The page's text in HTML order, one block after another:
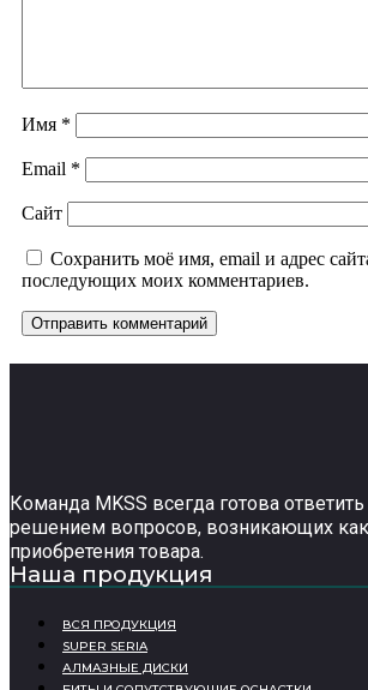
Имя *
Email *
Сайт
Сохранить моё имя, email и адрес
последующих моих комментариев.
Команда MKSS всегда готова
решением вопросов, возникающих как
приобретения товара.
Наша продукция
ВСЯ ПРОДУКЦИЯ
SUPER SERIA
АЛМАЗНЫЕ ДИСКИ